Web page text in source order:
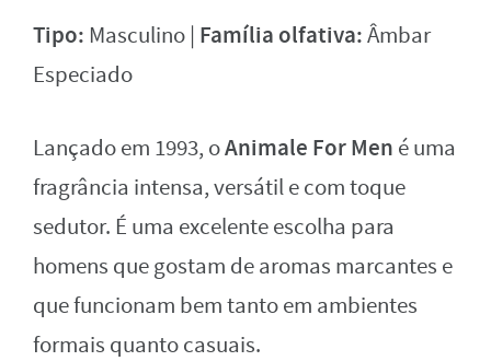
Tipo: Masculino | Família olfativa:Âmbar
Especiado
Lançado em 1993, oAnimale For Men é uma
fragrância intensa, versátil e com toque
sedutor. É uma excelente escolha para
homens que gostam de aromas marcantes e
que funcionam bem tanto em ambientes
formais quanto casuais.